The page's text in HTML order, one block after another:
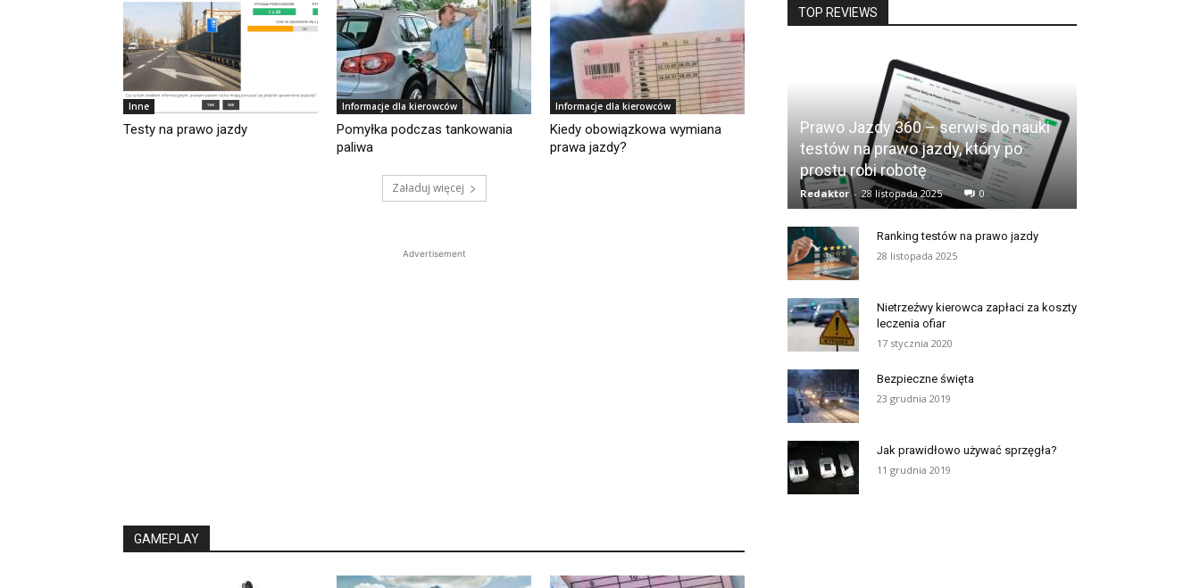
Inne
Testy na prawo jazdy
Informacje dla kierowców
Pomyłka podczas tankowania
paliwa
Informacje dla kierowców
Kiedy obowiązkowa wymiana
prawa jazdy?
Załaduj więcej
Advertisement
GAMEPLAY
TOP REVIEWS
Prawo Jazdy 360 – serwis do nauki
testów na prawo jazdy, który po
prostu robi robotę
Redaktor - 28 listopada 2025 0
Ranking testów na prawo jazdy
28 listopada 2025
Nietrzeźwy kierowca zapłaci za koszty
leczenia ofiar
17 stycznia 2020
Bezpieczne święta
23 grudnia 2019
Jak prawidłowo używać sprzęgła?
11 grudnia 2019